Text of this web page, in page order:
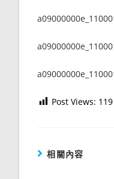
Post Views: 119
相關內容